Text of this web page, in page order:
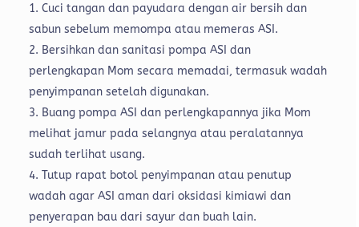
Cuci tangan dan payudara dengan air bersih dan
sabun sebelum memompa atau memeras ASI.
Bersihkan dan sanitasi pompa ASI dan
perlengkapan Mom secara memadai, termasuk wadah
penyimpanan setelah digunakan.
Buang pompa ASI dan perlengkapannya jika Mom
melihat jamur pada selangnya atau peralatannya
sudah terlihat usang.
Tutup rapat botol penyimpanan atau penutup
wadah agar ASI aman dari oksidasi kimiawi dan
penyerapan bau dari sayur dan buah lain.